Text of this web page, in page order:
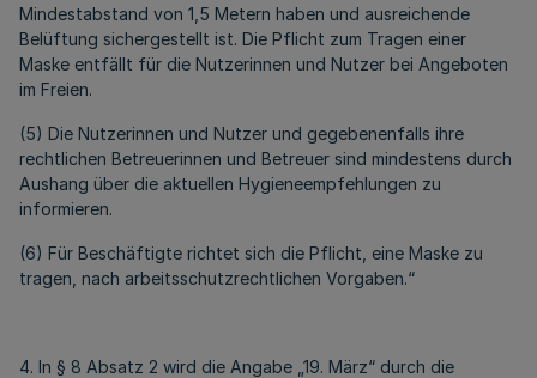
Mindestabstand von 1,5 Metern haben und ausreichende
Belüftung sichergestellt ist. Die Pflicht zum Tragen einer
Maske entfällt für die Nutzerinnen und Nutzer bei Angeboten
im Freien.
(5) Die Nutzerinnen und Nutzer und gegebenenfalls ihre
rechtlichen Betreuerinnen und Betreuer sind mindestens durch
Aushang über die aktuellen Hygieneempfehlungen zu
informieren.
(6) Für Beschäftigte richtet sich die Pflicht, eine Maske zu
tragen, nach arbeitsschutzrechtlichen Vorgaben.“
4. In § 8 Absatz 2 wird die Angabe „19. März“ durch die